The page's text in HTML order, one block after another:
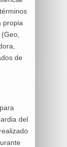
propia
de
del